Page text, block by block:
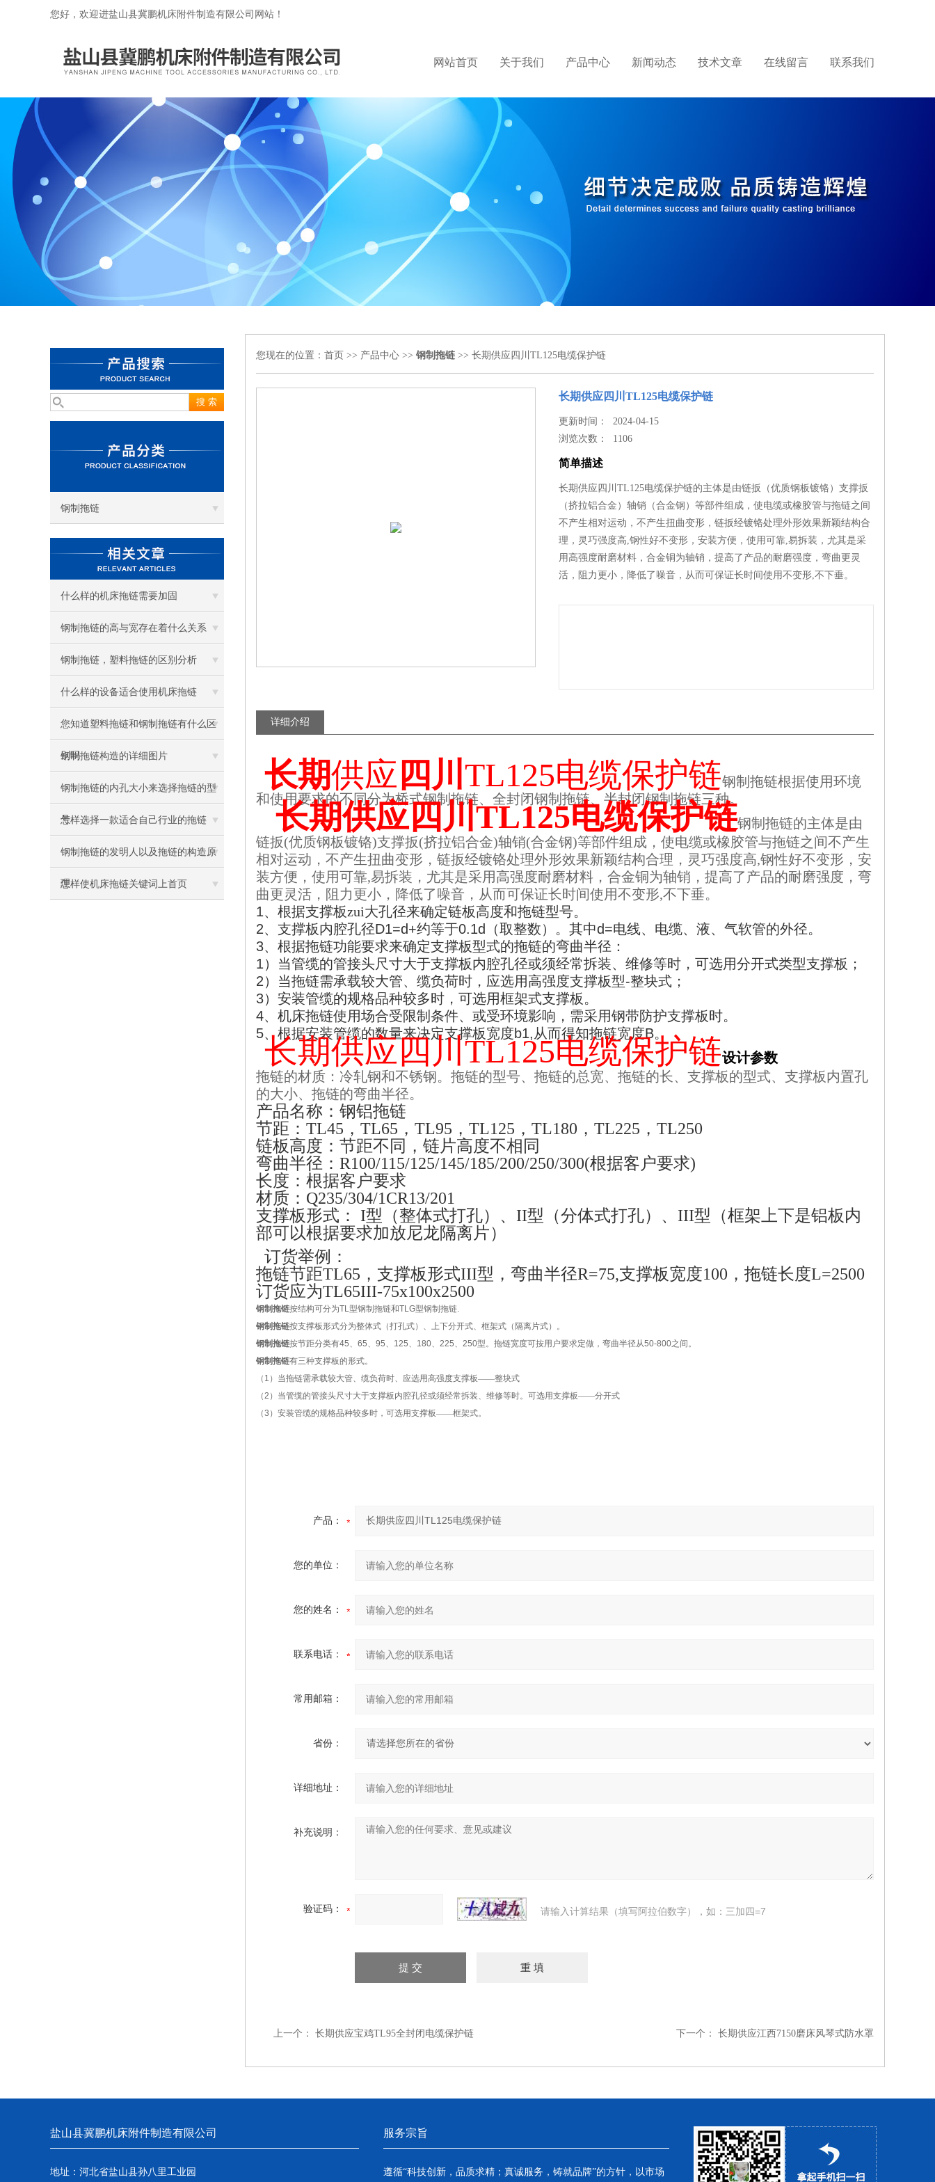
您好，欢迎进盐山县冀鹏机床附件制造有限公司网站！
网站首页 关于我们 产品中心 新闻动态 技术文章 在线留言 联系我们
钢制拖链
什么样的机床拖链需要加固
钢制拖链的高与宽存在着什么关系
钢制拖链，塑料拖链的区别分析
什么样的设备适合使用机床拖链
您知道塑料拖链和钢制拖链有什么区
别吗
钢制拖链构造的详细图片
钢制拖链的内孔大小来选择拖链的型
号
怎样选择一款适合自己行业的拖链
钢制拖链的发明人以及拖链的构造原
理
怎样使机床拖链关键词上首页
您现在的位置： 首页 >> 产品中心 >> 钢制拖链 >> 长期供应四川TL125电缆保护链
长期供应四川TL125电缆保护链
更新时间： 2024-04-15
浏览次数： 1106
简单描述
长期供应四川TL125电缆保护链的主体是由链扳（优质钢板镀铬）支撑扳
（挤拉铝合金）轴销（合金钢）等部件组成，使电缆或橡胶管与拖链之间
不产生相对运动，不产生扭曲变形，链扳经镀铬处理外形效果新颖结构合
理，灵巧强度高,钢性好不变形，安装方便，使用可靠,易拆装，尤其是采
用高强度耐磨材料，合金铜为轴销，提高了产品的耐磨强度，弯曲更灵
活，阻力更小，降低了噪音，从而可保证长时间使用不变形,不下垂。
详细介绍
长期供应 四川 TL125电缆保护链钢制拖链根据使用环境
和使用要求的不同分为桥式钢制拖链、全封闭钢制拖链、半封闭钢制拖链三种。
长期供应四川TL125电缆保护链钢制拖链的主体是由
链扳(优质钢板镀铬)支撑扳(挤拉铝合金)轴销(合金钢)等部件组成，使电缆或橡胶管与拖链之间不产生
相对运动，不产生扭曲变形，链扳经镀铬处理外形效果新颖结构合理，灵巧强度高,钢性好不变形，安
装方便，使用可靠,易拆装，尤其是采用高强度耐磨材料，合金铜为轴销，提高了产品的耐磨强度，弯
曲更灵活，阻力更小，降低了噪音，从而可保证长时间使用不变形,不下垂。
1、根据支撑板zui大孔径来确定链板高度和拖链型号。
2、支撑板内腔孔径D1=d+约等于0.1d （取整数）。其中d=电线、电缆、液、气软管的外径。
3、根据拖链功能要求来确定支撑板型式的拖链的弯曲半径：
1）当管缆的管接头尺寸大于支撑板内腔孔径或须经常拆装、维修等时，可选用分开式类型支撑板；
2）当拖链需承载较大管、缆负荷时，应选用高强度支撑板型-整块式；
3）安装管缆的规格品种较多时，可选用框架式支撑板。
4、机床拖链使用场合受限制条件、或受环境影响，需采用钢带防护支撑板时。
5、根据安装管缆的数量来决定支撑板宽度b1,从而得知拖链宽度B。
长期供应四川TL125电缆保护链设计参数
拖链的材质：冷轧钢和不锈钢。拖链的型号、拖链的总宽、拖链的长、支撑板的型式、支撑板内置孔
的大小、拖链的弯曲半径。
产品名称：钢铝拖链
节距： TL45 ， TL65 ， TL95 ， TL125 ， TL180 ， TL225 ， TL250
链板高度：节距不同，链片高度不相同
弯曲半径： R100/115/125/145/185/200/250/300(根据客户要求)
长度：根据客户要求
材质： Q235/304/1CR13/201
支撑板形式：
I型（整体式打孔）、 II型（分体式打孔）、 III型（框架上下是铝板内
部可以根据要求加放尼龙隔离片）
订货举例：
拖链节距TL65 ，支撑板形式III型，弯曲半径R=75,支撑板宽度100 ，拖链长度L=2500
订货应为TL65III-75x100x2500
钢制拖链按结构可分为TL型钢制拖链和TLG型钢制拖链.
钢制拖链按支撑板形式分为整体式（打孔式）、上下分开式、框架式（隔离片式）。
钢制拖链按节距分类有45、 65、 95、 125、 180、 225、 250型。拖链宽度可按用户要求定做，弯曲半径从50-800之间。
钢制拖链有三种支撑板的形式。
（ 1 ）当拖链需承载较大管、缆负荷时、应选用高强度支撑板——整块式
（2 ）当管缆的管接头尺寸大于支撑板内腔孔径或须经常拆装、维修等时。可选用支撑板——分开式
（3 ）安装管缆的规格品种较多时，可选用支撑板——框架式。
产品：
您的单位：
您的姓名：
联系电话：
常用邮箱：
省份：
详细地址：
补充说明：
验证码： 请输入计算结果（填写阿拉伯数字），如：三加四=7
上一个： 长期供应宝鸡TL95全封闭电缆保护链 下一个： 长期供应江西7150磨床风琴式防水罩
盐山县冀鹏机床附件制造有限公司
地址：河北省盐山县孙八里工业园
服务宗旨
遵循“科技创新，品质求精；真诚服务，铸就品牌”的方针，以市场